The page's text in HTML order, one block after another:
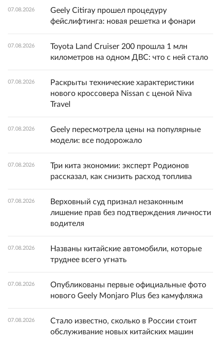
07.08.2026
Geely Citiray прошел процедуру
фейслифтинга: новая решетка и фонари
07.08.2026
Toyota Land Cruiser 200 прошла 1 млн
километров на одном ДВС: что с ней стало
07.08.2026
Раскрыты технические характеристики
нового кроссовера Nissan с ценой Niva
Travel
07.08.2026
Geely пересмотрела цены на популярные
модели: все подорожало
07.08.2026
Три кита экономии: эксперт Родионов
рассказал, как снизить расход топлива
07.08.2026
Верховный суд признал незаконным
лишение прав без подтверждения личности
водителя
07.08.2026
Названы китайские автомобили, которые
труднее всего угнать
07.08.2026
Опубликованы первые официальные фото
нового Geely Monjaro Plus без камуфляжа
07.08.2026
Стало известно, сколько в России стоит
обслуживание новых китайских машин